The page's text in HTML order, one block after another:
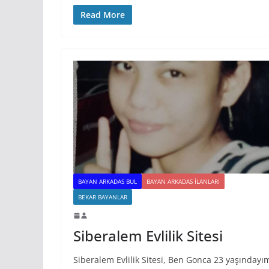
Read More
BAYAN ARKADAS BUL
BAYAN ARKADAS ILANLARI
BEKAR BAYANLAR
Siberalem Evlilik Sitesi
Siberalem Evlilik Sitesi, Ben Gonca 23